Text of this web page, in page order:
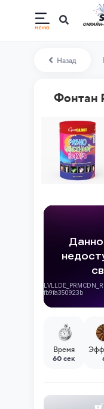
Назад
Фонтан
Время
60 сек